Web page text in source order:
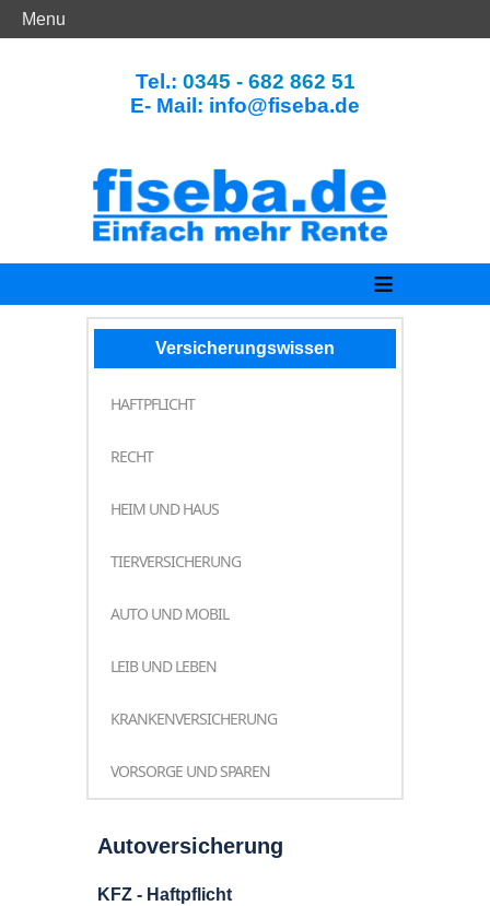
Tel.: 0345 - 682 862 51
E- Mail: info@fiseba.de
≡
Versicherungswissen
HAFTPFLICHT
RECHT
HEIM UND HAUS
TIERVERSICHERUNG
AUTO UND MOBIL
LEIB UND LEBEN
KRANKENVERSICHERUNG
VORSORGE UND SPAREN
Autoversicherung
KFZ - Haftpflicht
Menu